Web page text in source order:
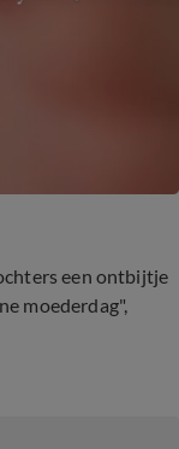
een ontbijtje
moederdag",